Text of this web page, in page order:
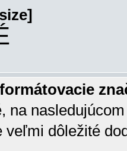
na
veľmi dôležité